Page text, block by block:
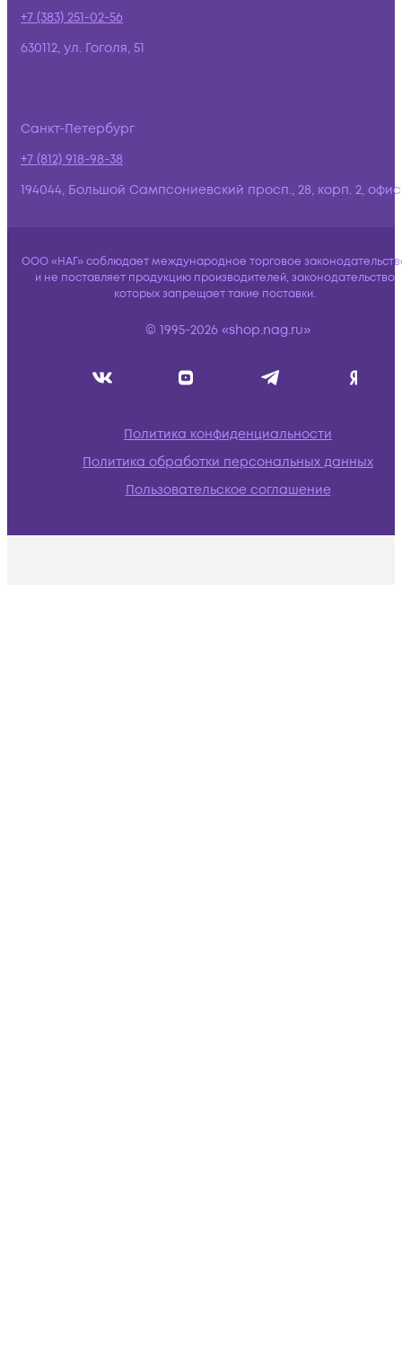
+7 (383) 251-02-56
630112, ул. Гоголя, 51
Санкт-Петербург
+7 (812) 918-98-38
194044, Большой Сампсониевский просп., 28, корп. 2,
ООО «НАГ» соблюдает международное торговое
и не поставляет продукцию производителей, законодательство
которых запрещает такие поставки.
© 1995-2026 «shop.nag.ru»
Политика конфиденциальности
Политика обработки персональных данных
Пользовательское соглашение